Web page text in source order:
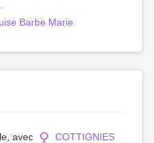
Barbe Marie
avec
COTTIGNIES